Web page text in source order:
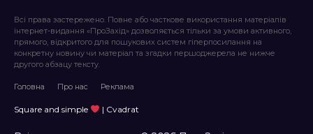
Всі права застережено. Повне або часткове використання матеріалів
інтернет-видання «ПроЗахід» дозволяється тільки за умови активного,
прямого, відкритого для пошукових систем гіперпосилання на
конкретну новину чи матеріал та згадки першоджерела не нижче
другого абзацу тексту.
Головна Про нас Реклама
Square and simple | Cvadrat